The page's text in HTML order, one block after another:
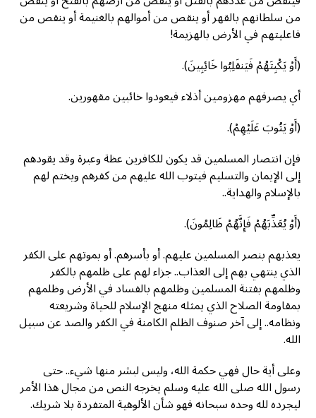
من سلطانهم بالقهر أو ينقص من أموالهم بالغنيمة أو ينقص من
فاعليتهم في الأرض بالهزيمة!
(أَوْ يَكْبِتَهُمْ فَيَنقَلِبُوا خَائِبِينَ).
أي يصرفهم مهزومين أذلاء فيعودوا خائبين مقهورين.
(أَوْ يَتُوبَ عَلَيْهِمْ).
فإن انتصار المسلمين قد يكون للكافرين عظة وعبرة وقد يقودهم
إلى الإيمان والتسليم فيتوب الله عليهم من كفرهم ويختم لهم
بالإسلام والهداية..
(أَوْ يُعَذِّبَهُمْ فَإِنَّهُمْ ظَالِمُونَ).
يعذبهم بنصر المسلمين عليهم. أو بأسرهم. أو بموتهم على الكفر
الذي ينتهي بهم إلى العذاب.. جزاء لهم على ظلمهم بالكفر
وظلمهم بفتنة المسلمين وظلمهم بالفساد في الأرض وظلمهم
بمقاومة الصلاح الذي يمثله منهج الإسلام للحياة وشريعته
ونظامه.. إلى آخر صنوف الظلم الكامنة في الكفر والصد عن سبيل
الله.
وعلى أية حال فهي حكمة الله، وليس لبشر منها شيء.. حتى
رسول الله صلى الله عليه وسلم يخرجه النص من مجال هذا الأمر
ليجرده لله وحده سبحانه فهو شأن الألوهية المتفردة بلا شريك.